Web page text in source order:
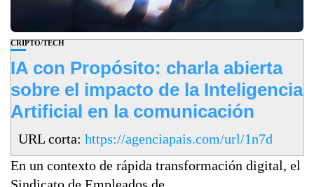
CRIPTO/TECH
IA con Propósito: charla abierta
sobre el impacto de la Inteligencia
Artificial en la comunicación
URL corta: https://agenciapais.com/url/1n7d
En un contexto de rápida transformación digital, el